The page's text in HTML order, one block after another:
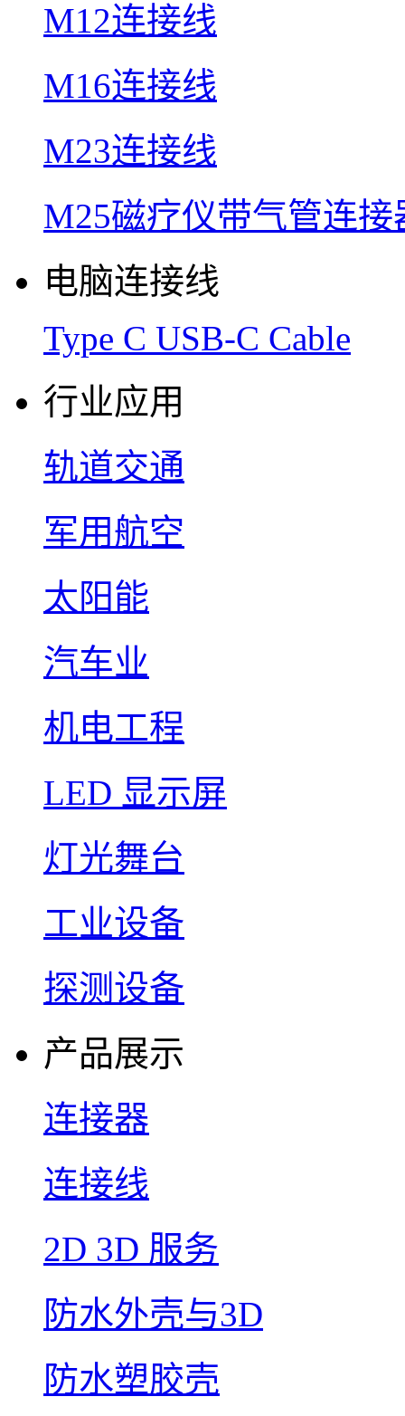
M12连接线
M16连接线
M23连接线
M25磁疗仪带气管连接
电脑连接线
Type C USB-C Cable
行业应用
轨道交通
军用航空
太阳能
汽车业
机电工程
LED 显示屏
灯光舞台
工业设备
探测设备
产品展示
连接器
连接线
2D 3D 服务
防水外壳与3D
防水塑胶壳